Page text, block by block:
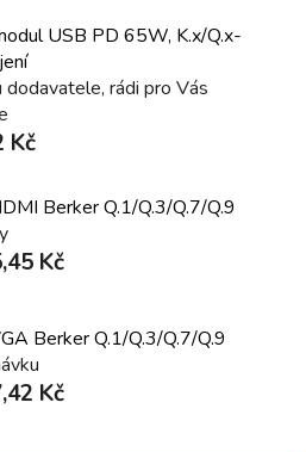
USB PD 65W, K.x/Q.x-
dodavatele, rádi pro Vás
Kč
Berker Q.1/Q.3/Q.7/Q.9
Kč
Berker Q.1/Q.3/Q.7/Q.9
Kč